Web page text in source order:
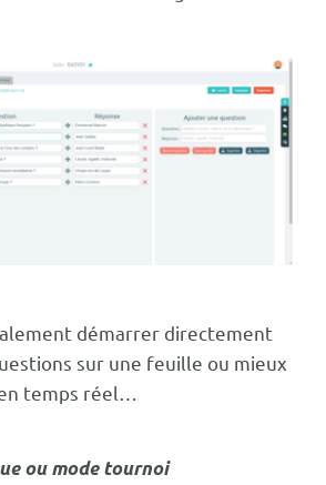
démarrer directement
sur une feuille ou mieux
temps réel…
ou mode tournoi